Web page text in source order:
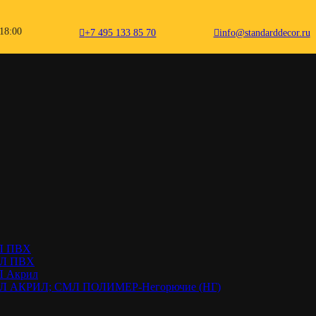
+7 495 133 85 70 info@standarddecor.ru
ПВХ
ПВХ
Акрил
СМЛ АКРИЛ; СМЛ ПОЛИМЕР-Негорючие (НГ)
ПВХ